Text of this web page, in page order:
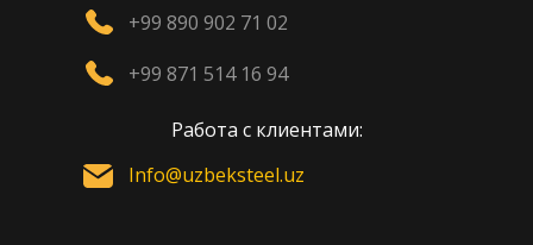
+99 890 902 71 02
+99 871 514 16 94
Работа с клиентами:
Info@uzbeksteel.uz